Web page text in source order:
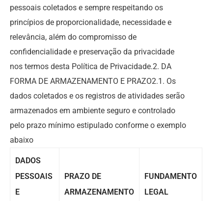
pessoais coletados e sempre respeitando os
princípios de proporcionalidade, necessidade e
relevância, além do compromisso de
confidencialidade e preservação da privacidade
nos termos desta Política de Privacidade.2. DA
FORMA DE ARMAZENAMENTO E PRAZO2.1. Os
dados coletados e os registros de atividades serão
armazenados em ambiente seguro e controlado
pelo prazo mínimo estipulado conforme o exemplo
abaixo
DADOS
PESSOAIS
E
PRAZO DE
ARMAZENAMENTO
FUNDAMENTO
LEGAL